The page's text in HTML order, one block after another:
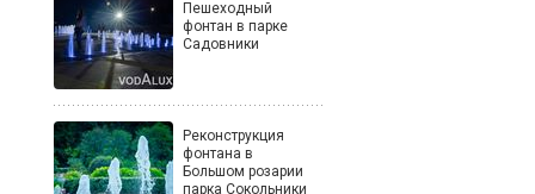
Пешеходный
фонтан в парке
Садовники
Реконструкция
фонтана в
Большом розарии
парка Сокольники